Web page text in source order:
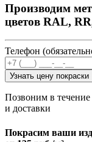
Производим
цветов RAL,
Телефон
Узнать цену покраски
Позвоним в
и доставки
Покрасим ваши